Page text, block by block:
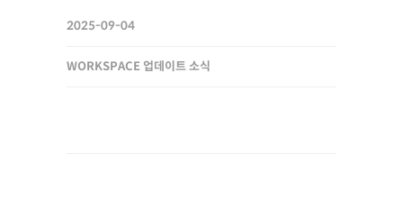
2025-09-04
WORKSPACE 업데이트 소식